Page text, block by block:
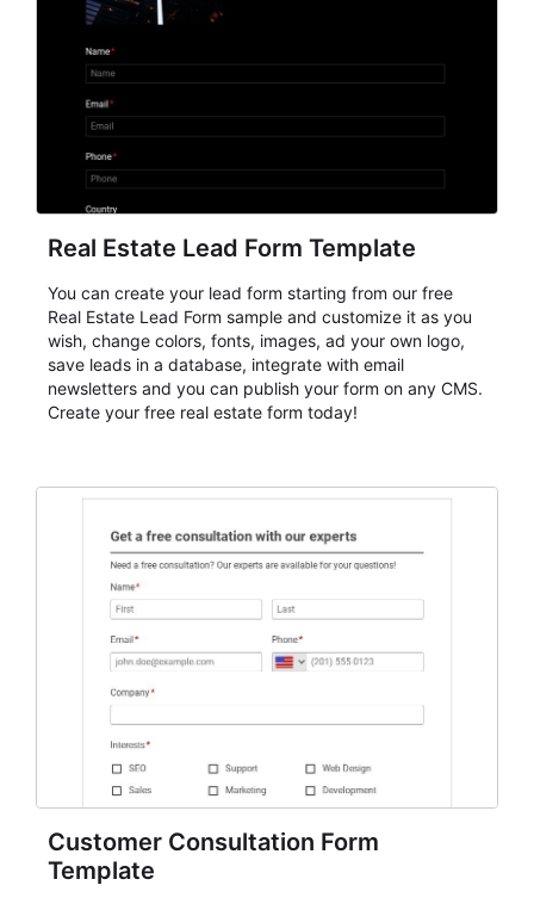
Real Estate Lead Form Template
You can create your lead form starting from our free
Real Estate Lead Form sample and customize it as you
wish, change colors, fonts, images, ad your own logo,
save leads in a database, integrate with email
newsletters and you can publish your form on any CMS.
Create your free real estate form today!
Customer Consultation Form
Template